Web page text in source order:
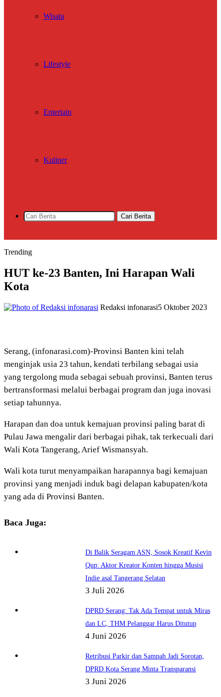
Wisata
Lifestyle
Entertain
Kuliner
Cari Berita
Trending
HUT ke-23 Banten, Ini Harapan Wali
Kota
Redaksi infonarasi5 Oktober 2023
Serang, (infonarasi.com)-Provinsi Banten kini telah
menginjak usia 23 tahun, kendati terbilang sebagai usia
yang tergolong muda sebagai sebuah provinsi, Banten terus
bertransformasi melalui berbagai program dan juga inovasi
setiap tahunnya.
Harapan dan doa untuk kemajuan provinsi paling barat di
Pulau Jawa mengalir dari berbagai pihak, tak terkecuali dari
Wali Kota Tangerang, Arief Wismansyah.
Wali kota turut menyampaikan harapannya bagi kemajuan
provinsi yang menjadi induk bagi delapan kabupaten/kota
yang ada di Provinsi Banten.
Baca Juga:
Di Balik Seragam ASN, Sosok Kreatif Kevin
Qup: Aktor Kreator Konten hingga Musisi
Indie asal Tangerang Selatan
3 Juli 2026
DPRD Serang: Tak Ada Tempat untuk Miras
dan LC, THM Pelanggar Harus Ditutup
4 Juni 2026
Retribusi Parkir dan Sampah Jadi Sorotan,
DPRD Kota Serang Minta Transparansi
3 Juni 2026